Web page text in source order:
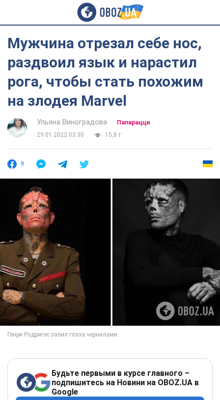
Мужчина отрезал себе нос,
раздвоил язык и нарастил
рога, чтобы стать похожим
на злодея Marvel
Ульяна Виноградова
Папарацци
29.01.2022 03:30
15,8 т.
9
Будьте первыми в курсе главного –
подпишитесь на Новини на OBOZ.UA в
Google